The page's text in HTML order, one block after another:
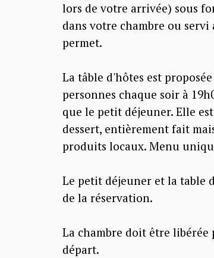
lors de votre arrivée) sous
dans votre chambre ou
permet.
La tâble d'hôtes est
personnes chaque soir à
que le petit déjeuner. Elle
dessert, entièrement fait
produits locaux. Menu
Le petit déjeuner et la table
de la réservation.
La chambre doit être
départ.